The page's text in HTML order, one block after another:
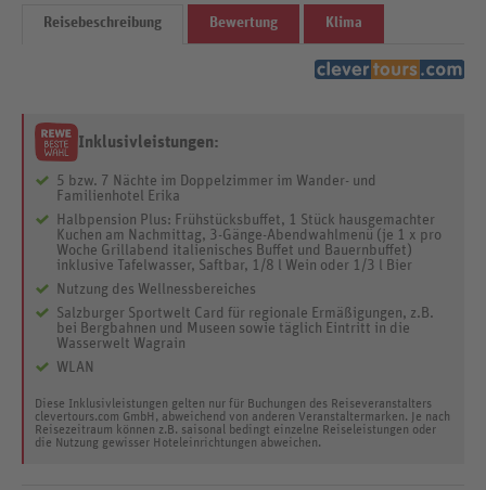
Reisebeschreibung Bewertung Klima
Inklusivleistungen:
5 bzw. 7 Nächte im Doppelzimmer im Wander- und
Familienhotel Erika
Halbpension Plus: Frühstücksbuffet, 1 Stück hausgemachter
Kuchen am Nachmittag, 3-Gänge-Abendwahlmenü (je 1 x pro
Woche Grillabend italienisches Buffet und Bauernbuffet)
inklusive Tafelwasser, Saftbar, 1/8 l Wein oder 1/3 l Bier
Nutzung des Wellnessbereiches
Salzburger Sportwelt Card für regionale Ermäßigungen, z.B.
bei Bergbahnen und Museen sowie täglich Eintritt in die
Wasserwelt Wagrain
WLAN
Diese Inklusivleistungen gelten nur für Buchungen des Reiseveranstalters
clevertours.com GmbH, abweichend von anderen Veranstaltermarken. Je nach
Reisezeitraum können z.B. saisonal bedingt einzelne Reiseleistungen oder
die Nutzung gewisser Hoteleinrichtungen abweichen.